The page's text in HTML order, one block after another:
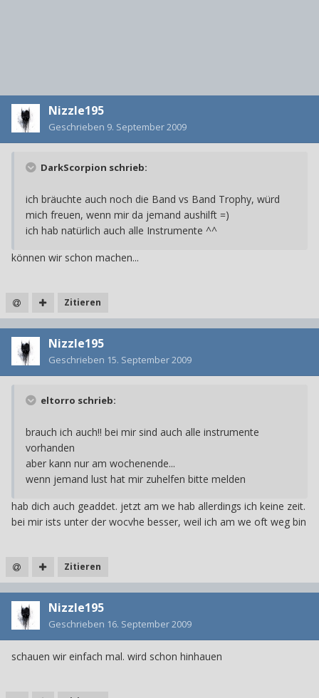
Nizzle195
Geschrieben 9. September 2009
DarkScorpion schrieb:
ich bräuchte auch noch die Band vs Band Trophy, würd
mich freuen, wenn mir da jemand aushilft =)
ich hab natürlich auch alle Instrumente ^^
können wir schon machen...
Zitieren
Nizzle195
Geschrieben 15. September 2009
eltorro schrieb:
brauch ich auch!! bei mir sind auch alle instrumente
vorhanden
aber kann nur am wochenende...
wenn jemand lust hat mir zuhelfen bitte melden
hab dich auch geaddet. jetzt am we hab allerdings ich keine zeit.
bei mir ists unter der wocvhe besser, weil ich am we oft weg bin
Zitieren
Nizzle195
Geschrieben 16. September 2009
schauen wir einfach mal. wird schon hinhauen